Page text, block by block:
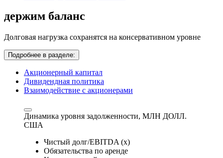
держим баланс
Долговая нагрузка сохранятся на консервативном уровне
Подробнее в разделе:
Акционерный капитал
Дивидендная политика
Взаимодействие с акционерами
Динамика уровня задолженности, МЛН ДОЛЛ.
США
Чистый долг/EBITDA (x)
Обязательства по аренде